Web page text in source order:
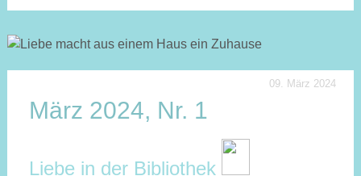
09. März 2024
März 2024, Nr. 1
Liebe in der Bibliothek